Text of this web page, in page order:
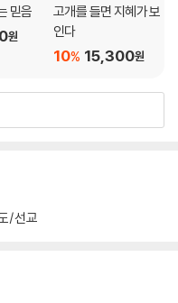
세계) : 브라질 복음주의 선
와 뉴욕시
언적 행동의 복합성에 대한
연구
이주에 대한 연구
믿음
원
고개를 들면 지혜가 보
인다
15,300원
10%
/선교